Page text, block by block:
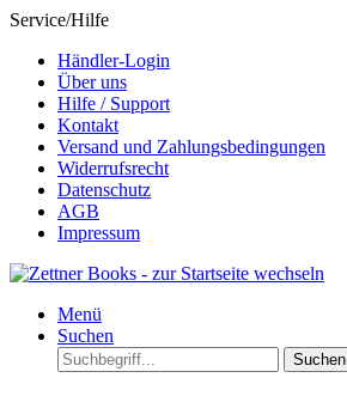
Service/Hilfe
Händler-Login
Über uns
Hilfe / Support
Kontakt
Versand und Zahlungsbedingungen
Widerrufsrecht
Datenschutz
AGB
Impressum
Menü
Suchen
Suchen